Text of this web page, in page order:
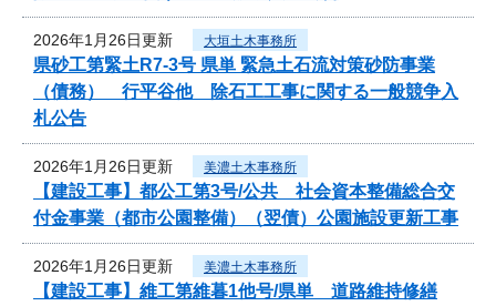
2026年1月26日更新 大垣土木事務所
県砂工第緊土R7-3号 県単 緊急土石流対策砂防事業
（債務） 行平谷他 除石工工事に関する一般競争入
札公告
2026年1月26日更新 美濃土木事務所
【建設工事】都公工第3号/公共 社会資本整備総合交
付金事業（都市公園整備）（翌債）公園施設更新工事
2026年1月26日更新 美濃土木事務所
【建設工事】維工第維暮1他号/県単 道路維持修繕